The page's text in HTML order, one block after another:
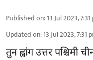
Published on:13 Jul 2023,
Updated on:13 Jul 2023, 7:31
तुन ह्वांग उत्तर पश्चिमी